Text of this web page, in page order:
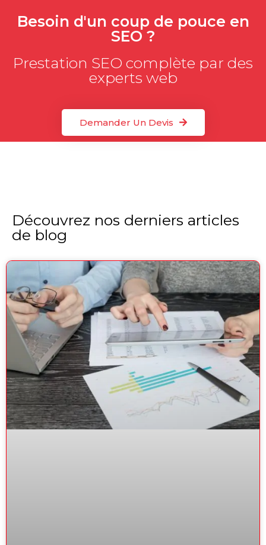
Besoin d'un coup de pouce en
SEO ?
Prestation SEO complète par des
experts web
Demander Un Devis
Découvrez nos derniers articles
de blog